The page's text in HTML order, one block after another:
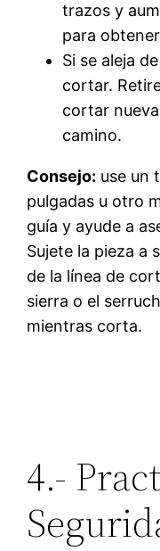
trazos y
para
Si se aleja
cortar.
cortar
camino.
Consejo: use un
pulgadas u otro
guía y ayude a
Sujete la pieza a
de la línea de
sierra o el
mientras corta.
4.-